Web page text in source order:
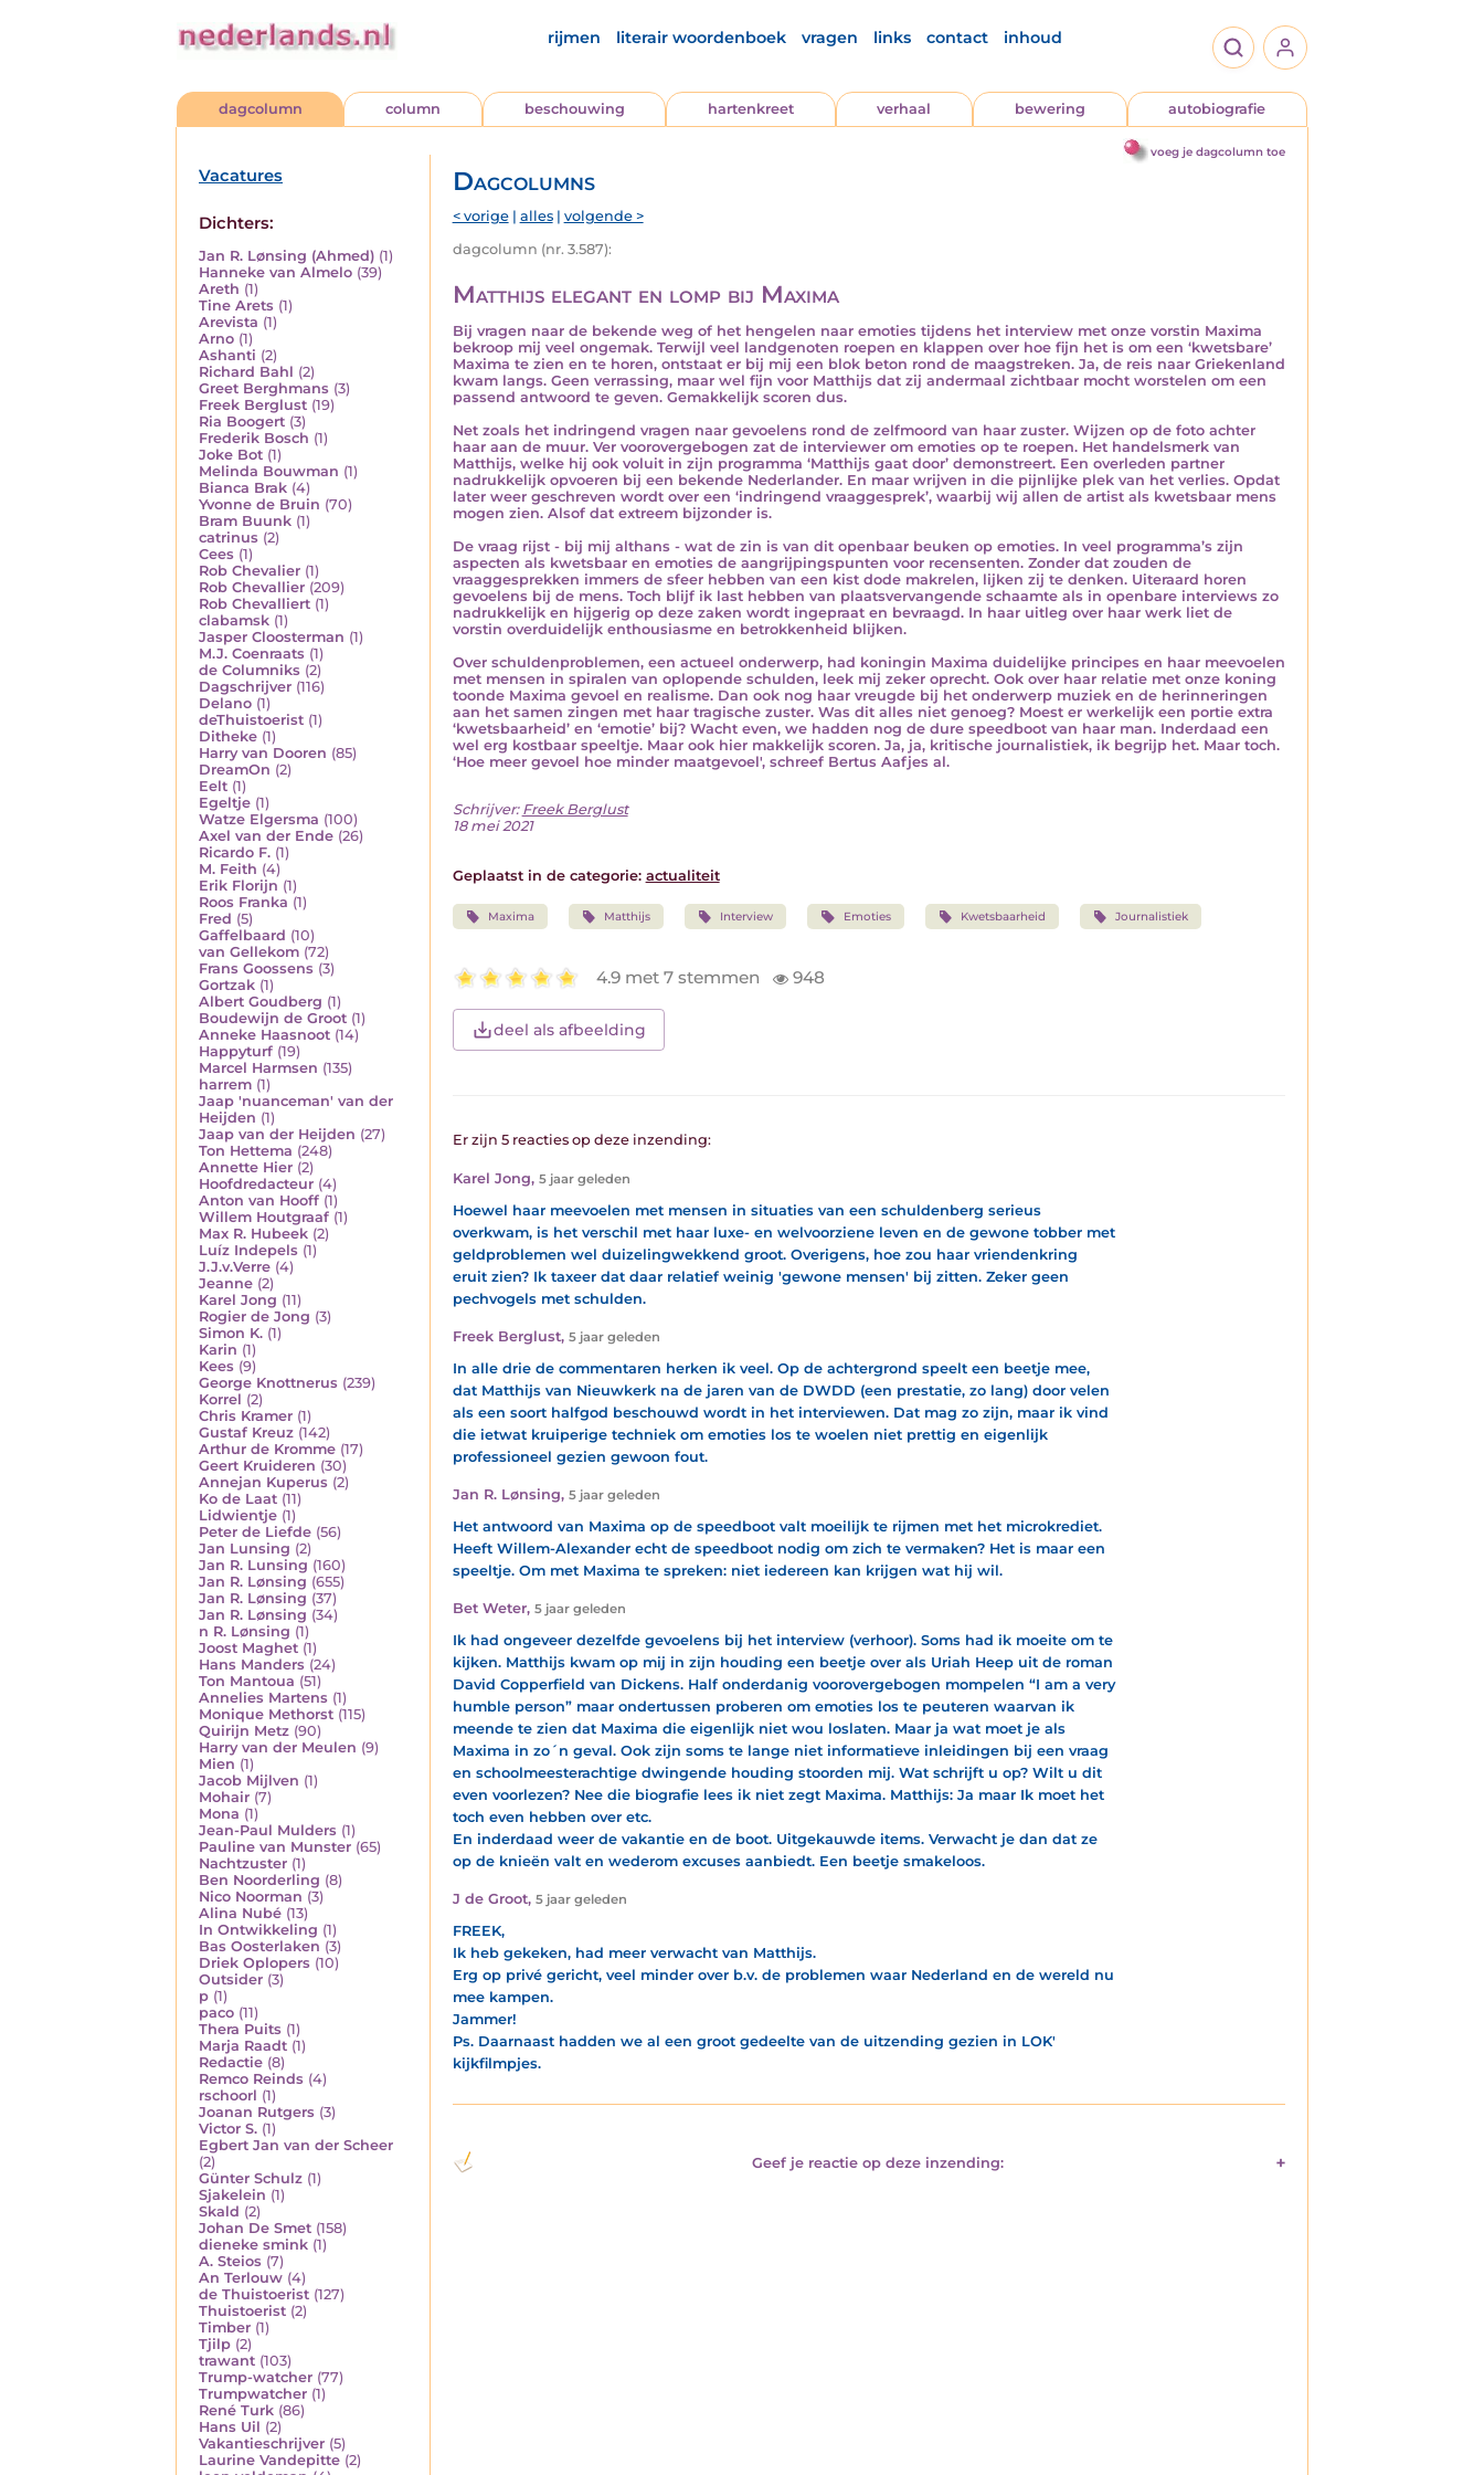
rijmen literair woordenboek vragen links contact inhoud
dagcolumn column beschouwing hartenkreet verhaal bewering autobiografie
voeg je dagcolumn toe
Vacatures
Dichters:
Jan R. Lønsing (Ahmed) (1)
Hanneke van Almelo (39)
Areth (1)
Tine Arets (1)
Arevista (1)
Arno (1)
Ashanti (2)
Richard Bahl (2)
Greet Berghmans (3)
Freek Berglust (19)
Ria Boogert (3)
Frederik Bosch (1)
Joke Bot (1)
Melinda Bouwman (1)
Bianca Brak (4)
Yvonne de Bruin (70)
Bram Buunk (1)
catrinus (2)
Cees (1)
Rob Chevalier (1)
Rob Chevallier (209)
Rob Chevalliert (1)
clabamsk (1)
Jasper Cloosterman (1)
M.J. Coenraats (1)
de Columniks (2)
Dagschrijver (116)
Delano (1)
deThuistoerist (1)
Ditheke (1)
Harry van Dooren (85)
DreamOn (2)
Eelt (1)
Egeltje (1)
Watze Elgersma (100)
Axel van der Ende (26)
Ricardo F. (1)
M. Feith (4)
Erik Florijn (1)
Roos Franka (1)
Fred (5)
Gaffelbaard (10)
van Gellekom (72)
Frans Goossens (3)
Gortzak (1)
Albert Goudberg (1)
Boudewijn de Groot (1)
Anneke Haasnoot (14)
Happyturf (19)
Marcel Harmsen (135)
harrem (1)
Jaap 'nuanceman' van der
Heijden (1)
Jaap van der Heijden (27)
Ton Hettema (248)
Annette Hier (2)
Hoofdredacteur (4)
Anton van Hooff (1)
Willem Houtgraaf (1)
Max R. Hubeek (2)
Luíz Indepels (1)
J.J.v.Verre (4)
Jeanne (2)
Karel Jong (11)
Rogier de Jong (3)
Simon K. (1)
Karin (1)
Kees (9)
George Knottnerus (239)
Korrel (2)
Chris Kramer (1)
Gustaf Kreuz (142)
Arthur de Kromme (17)
Geert Kruideren (30)
Annejan Kuperus (2)
Ko de Laat (11)
Lidwientje (1)
Peter de Liefde (56)
Jan Lunsing (2)
Jan R. Lunsing (160)
Jan R. Lønsing (655)
Jan R. Lønsing (37)
Jan R. Lønsing (34)
n R. Lønsing (1)
Joost Maghet (1)
Hans Manders (24)
Ton Mantoua (51)
Annelies Martens (1)
Monique Methorst (115)
Quirijn Metz (90)
Harry van der Meulen (9)
Mien (1)
Jacob Mijlven (1)
Mohair (7)
Mona (1)
Jean-Paul Mulders (1)
Pauline van Munster (65)
Nachtzuster (1)
Ben Noorderling (8)
Nico Noorman (3)
Alina Nubé (13)
In Ontwikkeling (1)
Bas Oosterlaken (3)
Driek Oplopers (10)
Outsider (3)
p (1)
paco (11)
Thera Puits (1)
Marja Raadt (1)
Redactie (8)
Remco Reinds (4)
rschoorl (1)
Joanan Rutgers (3)
Victor S. (1)
Egbert Jan van der Scheer
(2)
Günter Schulz (1)
Sjakelein (1)
Skald (2)
Johan De Smet (158)
dieneke smink (1)
A. Steios (7)
An Terlouw (4)
de Thuistoerist (127)
Thuistoerist (2)
Timber (1)
Tjilp (2)
trawant (103)
Trump-watcher (77)
Trumpwatcher (1)
René Turk (86)
Hans Uil (2)
Vakantieschrijver (5)
Laurine Vandepitte (2)
Dagcolumns
< vorige| alles| volgende >
dagcolumn (nr. 3.587):
Matthijs elegant en lomp bij Maxima
Bij vragen naar de bekende weg of het hengelen naar emoties tijdens het interview met onze vorstin Maxima
bekroop mij veel ongemak. Terwijl veel landgenoten roepen en klappen over hoe fijn het is om een ‘kwetsbare’
Maxima te zien en te horen, ontstaat er bij mij een blok beton rond de maagstreken. Ja, de reis naar Griekenland
kwam langs. Geen verrassing, maar wel fijn voor Matthijs dat zij andermaal zichtbaar mocht worstelen om een
passend antwoord te geven. Gemakkelijk scoren dus.
Net zoals het indringend vragen naar gevoelens rond de zelfmoord van haar zuster. Wijzen op de foto achter
haar aan de muur. Ver voorovergebogen zat de interviewer om emoties op te roepen. Het handelsmerk van
Matthijs, welke hij ook voluit in zijn programma ‘Matthijs gaat door’ demonstreert. Een overleden partner
nadrukkelijk opvoeren bij een bekende Nederlander. En maar wrijven in die pijnlijke plek van het verlies. Opdat
later weer geschreven wordt over een ‘indringend vraaggesprek’, waarbij wij allen de artist als kwetsbaar mens
mogen zien. Alsof dat extreem bijzonder is.
De vraag rijst - bij mij althans - wat de zin is van dit openbaar beuken op emoties. In veel programma’s zijn
aspecten als kwetsbaar en emoties de aangrijpingspunten voor recensenten. Zonder dat zouden de
vraaggesprekken immers de sfeer hebben van een kist dode makrelen, lijken zij te denken. Uiteraard horen
gevoelens bij de mens. Toch blijf ik last hebben van plaatsvervangende schaamte als in openbare interviews zo
nadrukkelijk en hijgerig op deze zaken wordt ingepraat en bevraagd. In haar uitleg over haar werk liet de
vorstin overduidelijk enthousiasme en betrokkenheid blijken.
Over schuldenproblemen, een actueel onderwerp, had koningin Maxima duidelijke principes en haar meevoelen
met mensen in spiralen van oplopende schulden, leek mij zeker oprecht. Ook over haar relatie met onze koning
toonde Maxima gevoel en realisme. Dan ook nog haar vreugde bij het onderwerp muziek en de herinneringen
aan het samen zingen met haar tragische zuster. Was dit alles niet genoeg? Moest er werkelijk een portie extra
‘kwetsbaarheid’ en ‘emotie’ bij? Wacht even, we hadden nog de dure speedboot van haar man. Inderdaad een
wel erg kostbaar speeltje. Maar ook hier makkelijk scoren. Ja, ja, kritische journalistiek, ik begrijp het. Maar toch.
‘Hoe meer gevoel hoe minder maatgevoel', schreef Bertus Aafjes al.
Schrijver: Freek Berglust
18 mei 2021
Geplaatst in de categorie: actualiteit
Maxima Matthijs Interview Emoties Kwetsbaarheid Journalistiek
4.9 met 7 stemmen 948
deel als afbeelding
Er zijn 5 reacties op deze inzending:
Karel Jong, 5 jaar geleden
Hoewel haar meevoelen met mensen in situaties van een schuldenberg serieus
overkwam, is het verschil met haar luxe- en welvoorziene leven en de gewone tobber met
geldproblemen wel duizelingwekkend groot. Overigens, hoe zou haar vriendenkring
eruit zien? Ik taxeer dat daar relatief weinig 'gewone mensen' bij zitten. Zeker geen
pechvogels met schulden.
Freek Berglust, 5 jaar geleden
In alle drie de commentaren herken ik veel. Op de achtergrond speelt een beetje mee,
dat Matthijs van Nieuwkerk na de jaren van de DWDD (een prestatie, zo lang) door velen
als een soort halfgod beschouwd wordt in het interviewen. Dat mag zo zijn, maar ik vind
die ietwat kruiperige techniek om emoties los te woelen niet prettig en eigenlijk
professioneel gezien gewoon fout.
Jan R. Lønsing, 5 jaar geleden
Het antwoord van Maxima op de speedboot valt moeilijk te rijmen met het microkrediet.
Heeft Willem-Alexander echt de speedboot nodig om zich te vermaken? Het is maar een
speeltje. Om met Maxima te spreken: niet iedereen kan krijgen wat hij wil.
Bet Weter, 5 jaar geleden
Ik had ongeveer dezelfde gevoelens bij het interview (verhoor). Soms had ik moeite om te
kijken. Matthijs kwam op mij in zijn houding een beetje over als Uriah Heep uit de roman
David Copperfield van Dickens. Half onderdanig voorovergebogen mompelen “I am a very
humble person” maar ondertussen proberen om emoties los te peuteren waarvan ik
meende te zien dat Maxima die eigenlijk niet wou loslaten. Maar ja wat moet je als
Maxima in zo´n geval. Ook zijn soms te lange niet informatieve inleidingen bij een vraag
en schoolmeesterachtige dwingende houding stoorden mij. Wat schrijft u op? Wilt u dit
even voorlezen? Nee die biografie lees ik niet zegt Maxima. Matthijs: Ja maar Ik moet het
toch even hebben over etc.
En inderdaad weer de vakantie en de boot. Uitgekauwde items. Verwacht je dan dat ze
op de knieën valt en wederom excuses aanbiedt. Een beetje smakeloos.
J de Groot, 5 jaar geleden
FREEK,
Ik heb gekeken, had meer verwacht van Matthijs.
Erg op privé gericht, veel minder over b.v. de problemen waar Nederland en de wereld nu
mee kampen.
Jammer!
Ps. Daarnaast hadden we al een groot gedeelte van de uitzending gezien in LOK'
kijkfilmpjes.
Geef je reactie op deze inzending: